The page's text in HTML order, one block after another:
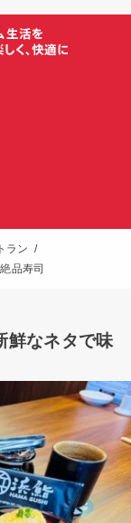
ラン
品寿司
鮮なネタで味